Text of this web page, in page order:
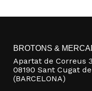
BROTONS &
Apartat de Correus
08190 Sant Cugat
(BARCELONA)